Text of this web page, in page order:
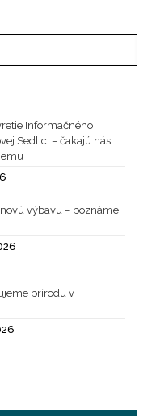
Informačného
Sedlici – čakajú nás
výbavu – poznáme
prírodu v